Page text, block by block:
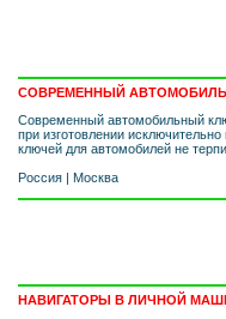
СОВРЕМЕННЫЙ
Современный автомобильный
при изготовлении
ключей для автомобилей не
Россия | Москва
НАВИГАТОРЫ В ЛИЧНОЙ